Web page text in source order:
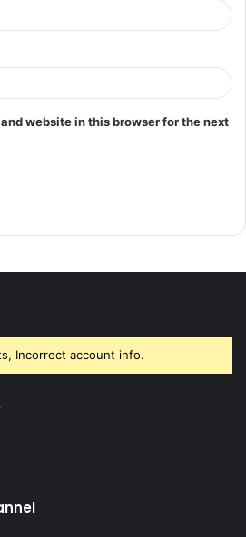
website in this browser for the next
Incorrect account info.